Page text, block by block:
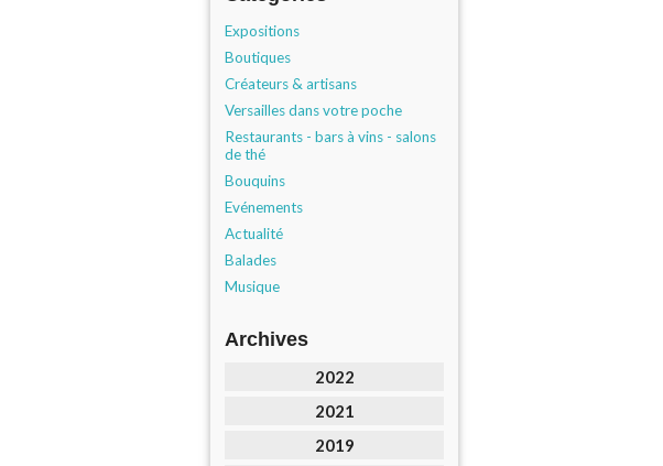
Expositions
Boutiques
Créateurs & artisans
Versailles dans votre poche
Restaurants - bars à vins - salons
de thé
Bouquins
Evénements
Actualité
Balades
Musique
Archives
2022
2021
2019